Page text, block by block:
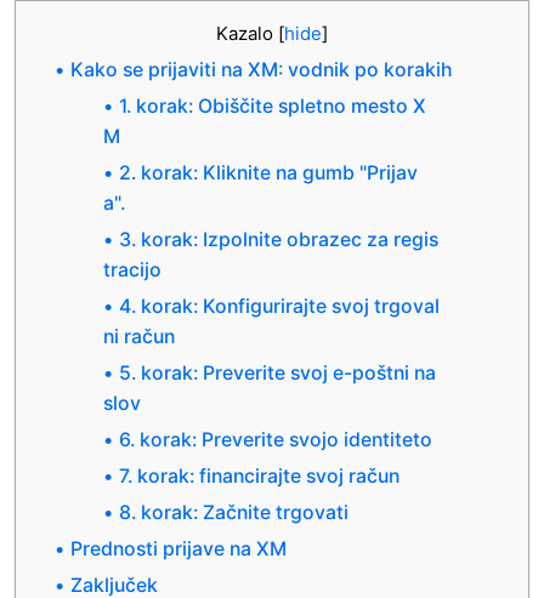
Kazalo [hide]
Kako se prijaviti na XM: vodnik po korakih
1. korak: Obiščite spletno mesto X
M
2. korak: Kliknite na gumb "Prijav
a".
3. korak: Izpolnite obrazec za regis
tracijo
4. korak: Konfigurirajte svoj trgoval
ni račun
5. korak: Preverite svoj e-poštni na
slov
6. korak: Preverite svojo identiteto
7. korak: financirajte svoj račun
8. korak: Začnite trgovati
Prednosti prijave na XM
Zaključek